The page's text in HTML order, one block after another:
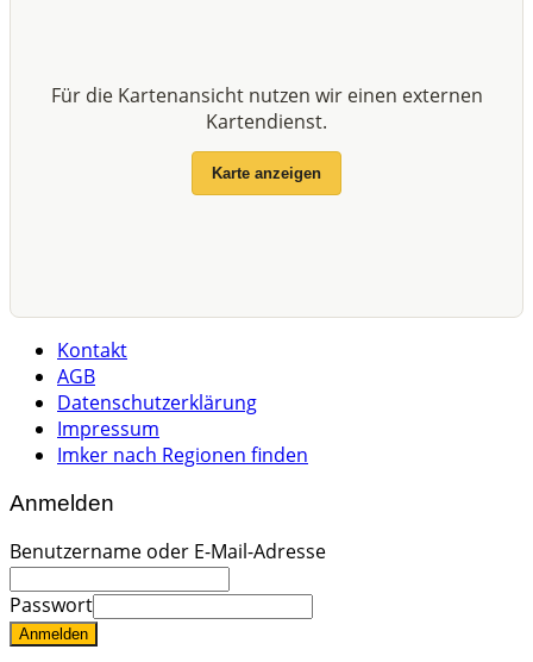
Für die Kartenansicht nutzen wir einen externen
Kartendienst.
Karte anzeigen
Kontakt
AGB
Datenschutzerklärung
Impressum
Imker nach Regionen finden
Anmelden
Benutzername oder E-Mail-Adresse
Passwort
Anmelden